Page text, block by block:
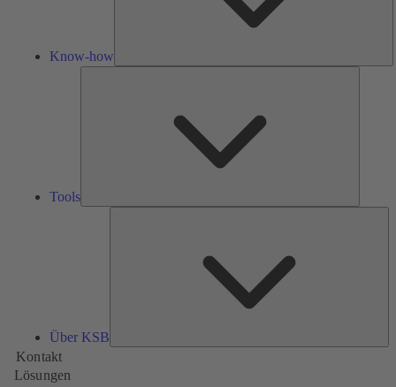
Know-how
Tools
Über KSB
Kontakt
Lösungen